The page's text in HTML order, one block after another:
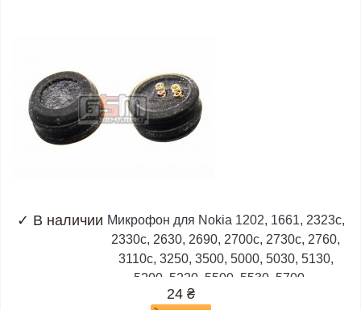
✓ В наличии Микрофон для Nokia 1202, 1661, 2323c,
2330c, 2630, 2690, 2700c, 2730c, 2760,
3110c, 3250, 3500, 5000, 5030, 5130,
5200, 5220, 5500, 5530, 5700,...
24 ₴